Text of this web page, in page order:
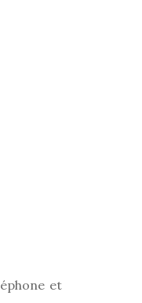
et